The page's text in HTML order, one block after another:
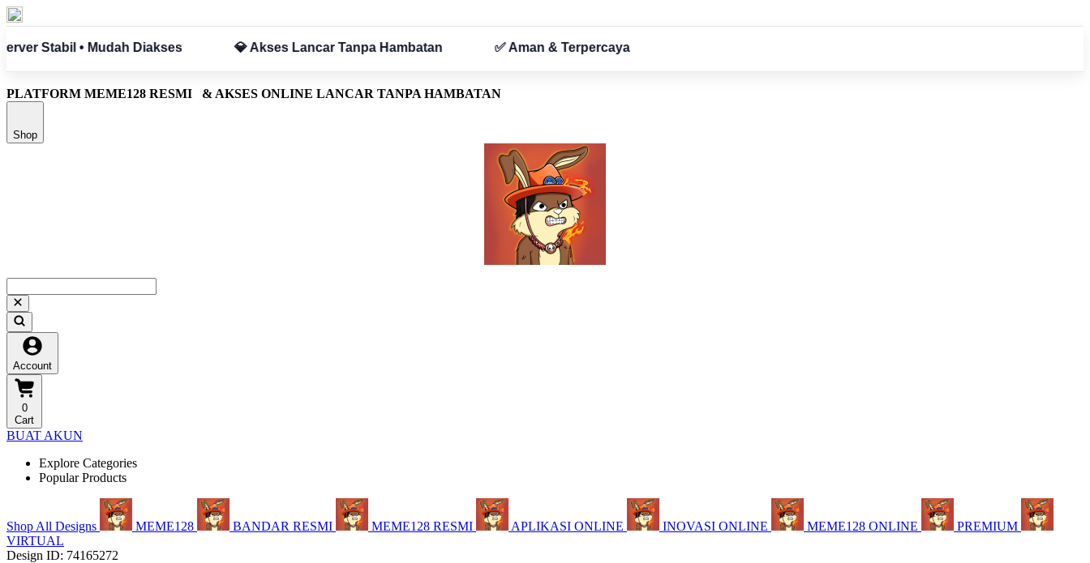
Tanpa Hambatan ✅ Aman & Terpercaya
PLATFORM MEME128 RESMI & AKSES ONLINE LANCAR TANPA HAMBATAN
Shop
Account
0
Cart
BUAT AKUN
Explore Categories
Popular Products
Shop All Designs MEME128 BANDAR RESMI MEME128 RESMI APLIKASI ONLINE INOVASI ONLINE MEME128 ONLINE
PREMIUM
VIRTUAL
Design ID: 74165272